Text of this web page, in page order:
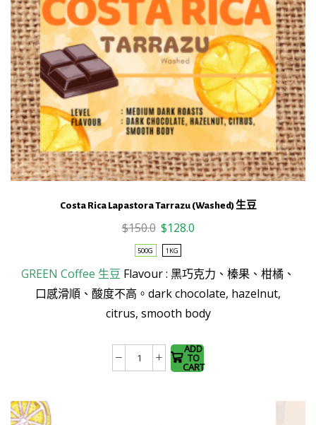
卡
杜
龍
日
數
量
Costa Rica Lapastora Tarrazu (Washed) 生豆
$150.0 Original
price
was:
$150.0.
$128.0Current
$128.0.
500G 1KG
GREEN Coffee 生豆 Flavour : 黑巧克力、榛果、柑橘、
口感滑順、酸度不高。 dark chocolate, hazelnut,
citrus, smooth body
Costa
ADD
TO
CART
product
has
multiple
The
options